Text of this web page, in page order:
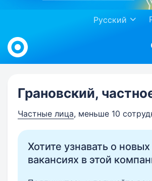
Русский
Work.ua
Грановский,
Частные лица, меньше 10
Хотите узнавать о новых
вакансиях в этой